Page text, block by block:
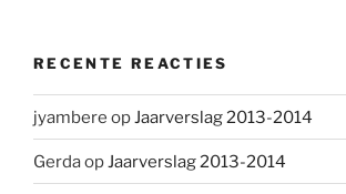
RECENTE REACTIES
jyambere opJaarverslag 2013-2014
GerdaopJaarverslag 2013-2014